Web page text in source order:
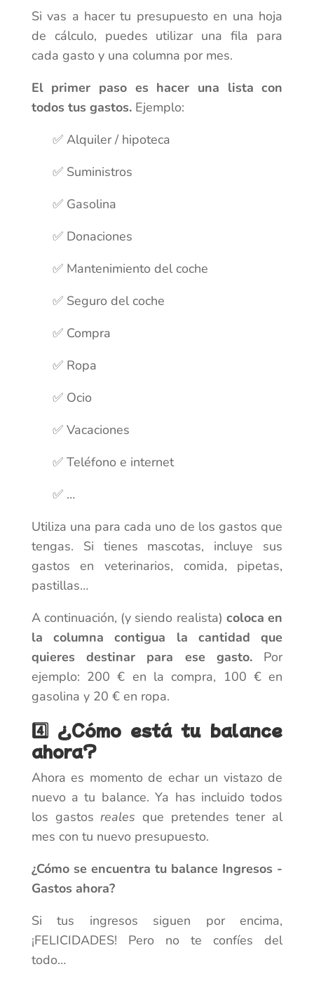
Si vas a hacer tu presupuesto en una hoja
de cálculo, puedes utilizar una fila para
cada gasto y una columna por mes.
El primer paso es hacer una lista con
todos tus gastos.Ejemplo:
✅ Alquiler / hipoteca
✅ Suministros
✅ Gasolina
✅ Donaciones
✅ Mantenimiento del coche
✅ Seguro del coche
✅ Compra
✅ Ropa
✅ Ocio
✅ Vacaciones
✅ Teléfono e internet
✅ …
Utiliza una para cada uno de los gastos que
tengas. Si tienes mascotas, incluye sus
gastos en veterinarios, comida, pipetas,
pastillas…
A continuación, (y siendo realista) coloca en
la columna contigua la cantidad que
quieres destinar para ese gasto. Por
ejemplo: 200 € en la compra, 100 € en
gasolina y 20 € en ropa.
4️⃣ ¿Cómo está tu balance
ahora?
Ahora es momento de echar un vistazo de
nuevo a tu balance. Ya has incluido todos
los gastos reales que pretendes tener al
mes con tu nuevo presupuesto.
¿Cómo se encuentra tu balance Ingresos -
Gastos ahora?
Si tus ingresos siguen por encima,
¡FELICIDADES! Pero no te confíes del
todo…